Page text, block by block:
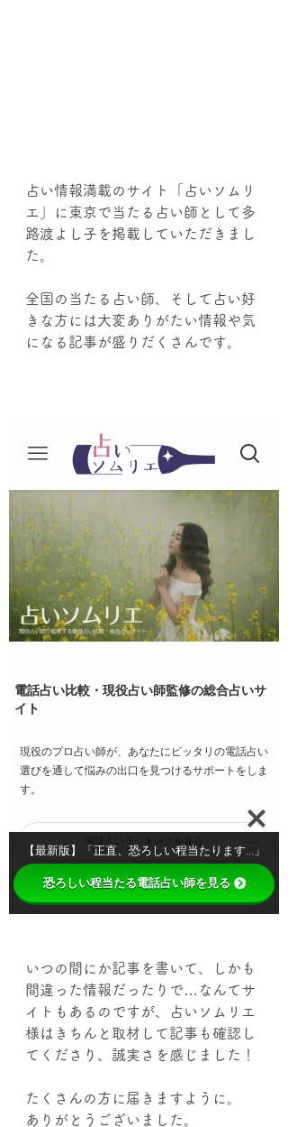
占い情報満載のサイト「占いソムリ
エ」に東京で当たる占い師として多
路渡よし子を掲載していただきまし
た。
全国の当たる占い師、そして占い好
きな方には大変ありがたい情報や気
になる記事が盛りだくさんです。
いつの間にか記事を書いて、しかも
間違った情報だったりで…なんてサ
イトもあるのですが、占いソムリエ
様はきちんと取材して記事も確認し
てくださり、誠実さを感じました！
たくさんの方に届きますように。
ありがとうございました。